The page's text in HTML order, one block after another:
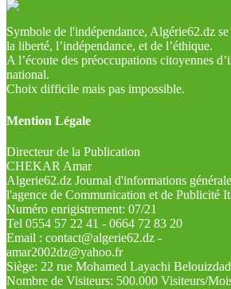
Symbole de l'indépendance, Algérie62.dz
la liberté, l’indépendance, et de l’éthique.
A l’écoute des préoccupations citoyennes
national.
Choix difficile mais pas impossible.
Mention Légale
Directeur de la Publication
CHEKAR Amar
Algerie62.dz Journal d'informations
l'agence de Communication et de Publicité
Numéro enrigistrement: 07/21
Tel 0554 57 22 41 - 0664 72 83 20
Email : contact@algerie62.dz -
amar2002dz@yahoo.fr
Siège: 22 rue Mohamed Layachi
Nombre de Visiteurs: 500.000 Visiteurs/